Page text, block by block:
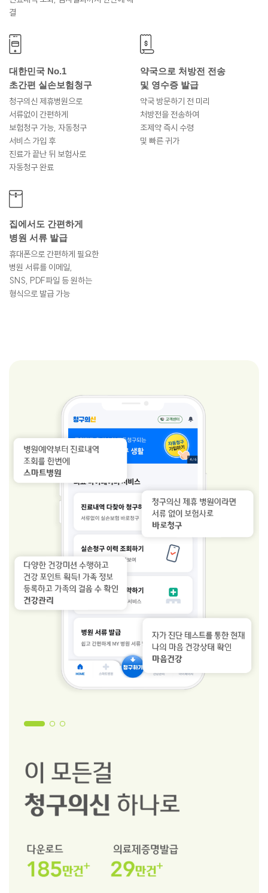
결
대한민국 No.1
초간편 실손보험청구
청구의신 제휴병원으로
서류없이 간편하게
보험청구 가능, 자동청구
서비스 가입 후
진료가 끝난 뒤 보험사로
자동청구 완료
약국으로 처방전 전송
및 영수증 발급
약국 방문하기 전 미리
처방전을 전송하여
조제약 즉시 수령
및 빠른 귀가
집에서도 간편하게
병원 서류 발급
휴대폰으로 간편하게 필요한
병원 서류를 이메일,
SNS, PDF파일 등 원하는
형식으로 발급 가능